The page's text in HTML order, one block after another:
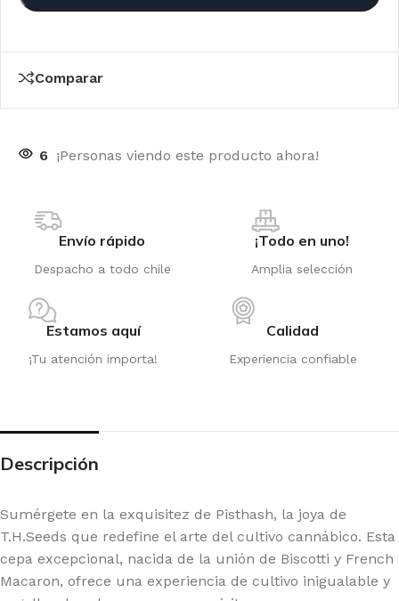
Comparar
6 ¡Personas viendo este producto ahora!
Envío rápido
Despacho a todo chile
¡Todo en uno!
Amplia selección
Estamos aquí
¡Tu atención importa!
Calidad
Experiencia confiable
Descripción
Sumérgete en la exquisitez de Pisthash, la joya de
T.H.Seeds que redefine el arte del cultivo cannábico. Esta
cepa excepcional, nacida de la unión de Biscotti y French
Macaron, ofrece una experiencia de cultivo inigualable y